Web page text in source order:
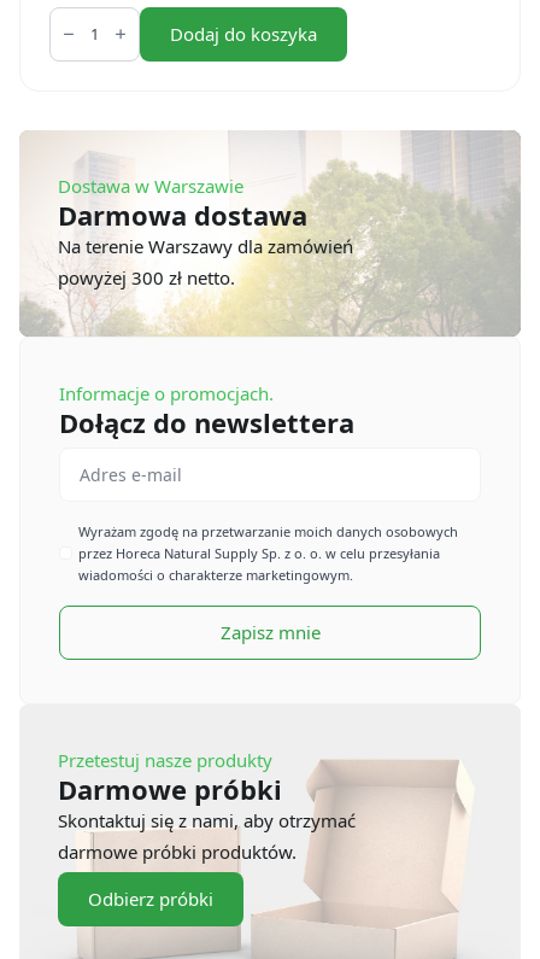
Dostawa w Warszawie
Darmowa dostawa
Na terenie Warszawy dla zamówień
powyżej 300 zł netto.
Informacje o promocjach.
Dołącz do newslettera
Imię
Wyrażam zgodę na przetwarzanie moich danych osobowych
przez Horeca Natural Supply Sp. z o. o. w celu przesyłania
wiadomości o charakterze marketingowym.
Zapisz mnie
Przetestuj nasze produkty
Darmowe próbki
Skontaktuj się z nami, aby otrzymać
darmowe próbki produktów.
Odbierz próbki
ilość
Rękawki
do
250
szt.)
Dodaj do koszyka